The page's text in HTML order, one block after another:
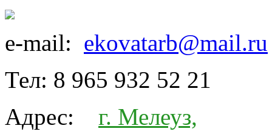
e-mail: ekovatarb@mail.ru
Тел: 8 965 932 52 21
Адрес:
г. Мелеуз,